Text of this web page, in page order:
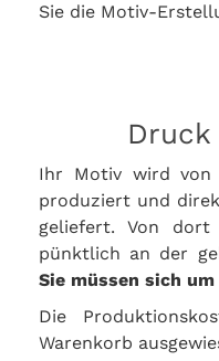
Sie die Motiv-
Druck
Ihr Motiv wird von
produziert und
geliefert. Von
pünktlich an der
Sie müssen sich
Die
Warenkorb